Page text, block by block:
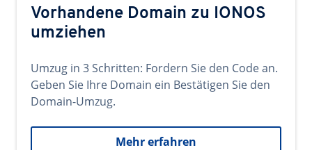
Vorhandene Domain zu IONOS
umziehen
Umzug in 3 Schritten: Fordern Sie den Code an.
Geben Sie Ihre Domain ein Bestätigen Sie den
Domain-Umzug.
Mehr erfahren